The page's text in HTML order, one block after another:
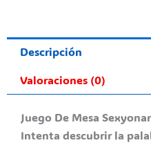
Descripción
Valoraciones (0)
Juego De Mesa
Intenta descubrir la